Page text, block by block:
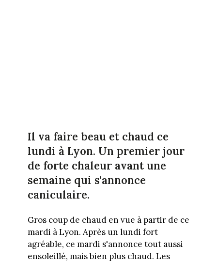
Il va faire beau et chaud ce
lundi à Lyon. Un premier jour
de forte chaleur avant une
semaine qui s'annonce
caniculaire.
Gros coup de chaud en vue à partir de ce
mardi à Lyon. Après un lundi fort
agréable, ce mardi s'annonce tout aussi
ensoleillé, mais bien plus chaud. Les